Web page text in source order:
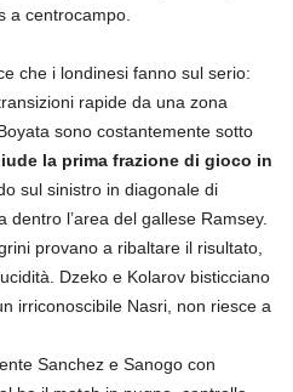
a centrocampo.
che i londinesi fanno sul serio:
rapide da una zona
sono costantemente sotto
la prima frazione di gioco in
sul sinistro in diagonale di
l’area del gallese Ramsey.
provano a ribaltare il risultato,
Dzeko e Kolarov bisticciano
irriconoscibile Nasri, non riesce a
Sanchez e Sanogo con